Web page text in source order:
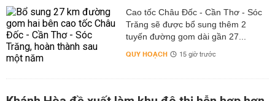
Cao tốc Châu Đốc - Cần Thơ - Sóc
Trăng sẽ được bổ sung thêm 2
tuyến đường gom dài gần 27...
QUY HOẠCH 15 giờ trước